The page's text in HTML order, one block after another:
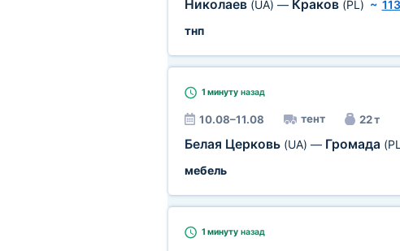
Николаев (UA) — Краков (PL) ~
тнп
1 минутуназад
10.08–11.08 тент 22 т
Белая Церковь (UA) — Громада
мебель
1 минутуназад